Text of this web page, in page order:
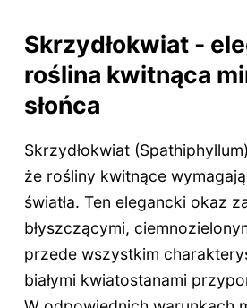
Skrzydłokwiat -
roślina kwitnąca
słońca
Skrzydłokwiat
że rośliny kwitnące
światła. Ten elegancki okaz
błyszczącymi,
przede wszystkim
białymi kwiatostanami